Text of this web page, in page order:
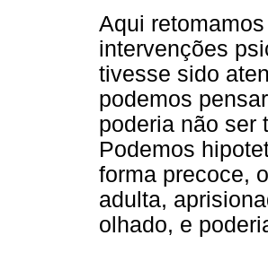
Aqui
intervenções
tivesse sido
podemos
poderia não ser
Podemos
forma precoce,
adulta,
olhado, e